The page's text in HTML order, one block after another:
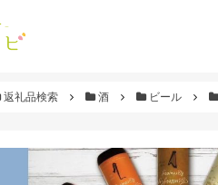
返礼品検索 酒 ビール